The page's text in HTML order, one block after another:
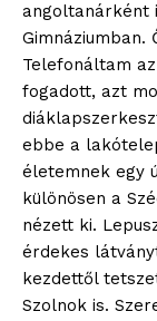
angoltanárként
Gimnáziumban.
Telefonáltam
fogadott, azt
ebbe a
életemnek egy
különösen a
nézett ki.
érdekes
kezdettől
Szolnok is.